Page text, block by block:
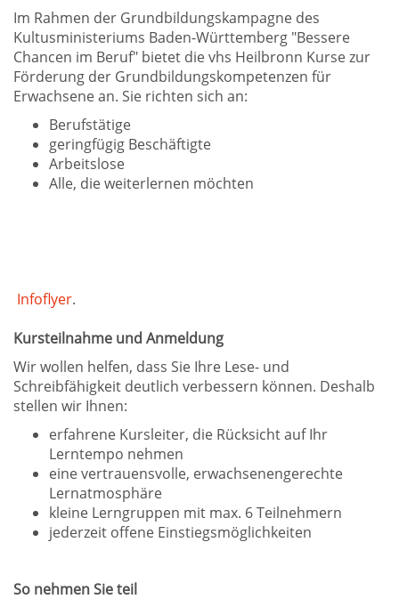
Im Rahmen der Grundbildungskampagne des
Kultusministeriums Baden-Württemberg "Bessere
Chancen im Beruf" bietet die vhs Heilbronn Kurse zur
Förderung der Grundbildungskompetenzen für
Erwachsene an. Sie richten sich an:
Berufstätige
geringfügig Beschäftigte
Arbeitslose
Alle, die weiterlernen möchten
Infoflyer.
Kursteilnahme und Anmeldung
Wir wollen helfen, dass Sie Ihre Lese- und
Schreibfähigkeit deutlich verbessern können. Deshalb
stellen wir Ihnen:
erfahrene Kursleiter, die Rücksicht auf Ihr
Lerntempo nehmen
eine vertrauensvolle, erwachsenengerechte
Lernatmosphäre
kleine Lerngruppen mit max. 6 Teilnehmern
jederzeit offene Einstiegsmöglichkeiten
So nehmen Sie teil